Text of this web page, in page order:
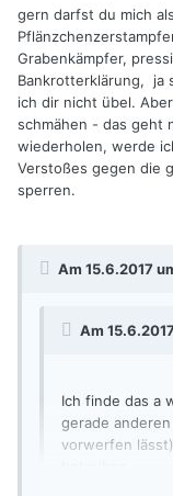
gern darfst du mich
Grabenkämpfer,
Bankrotterklärung, ja
ich dir nicht übel.
schmähen - das geht
wiederholen, werde
Verstoßes gegen die
sperren.
Am 15.6.2017
Am
Ich finde das a
gerade
vorwerfen